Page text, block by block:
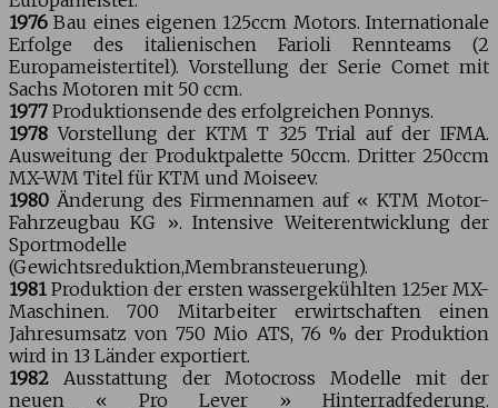
1976 Bau eines eigenen 125ccm Motors. Internationale
Erfolge des italienischen Farioli Rennteams (2
Europameistertitel). Vorstellung der Serie Comet mit
Sachs Motoren mit 50 ccm.
1977 Produktionsende des erfolgreichen Ponnys.
1978 Vorstellung der KTM T 325 Trial auf der IFMA.
Ausweitung der Produktpalette 50ccm. Dritter 250ccm
MX-WM Titel für KTM und Moiseev.
1980 Änderung des Firmennamen auf « KTM Motor-
Fahrzeugbau KG ». Intensive Weiterentwicklung der
Sportmodelle
(Gewichtsreduktion,Membransteuerung).
1981 Produktion der ersten wassergekühlten 125er MX-
Maschinen. 700 Mitarbeiter erwirtschaften einen
Jahresumsatz von 750 Mio ATS, 76 % der Produktion
wird in 13 Länder exportiert.
1982 Ausstattung der Motocross Modelle mit der
neuen « Pro Lever » Hinterradfederung.